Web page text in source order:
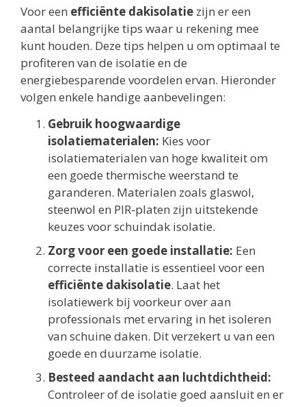
Voor een efficiënte dakisolatie zijn er een
aantal belangrijke tips waar u rekening mee
kunt houden. Deze tips helpen u om optimaal te
profiteren van de isolatie en de
energiebesparende voordelen ervan. Hieronder
volgen enkele handige aanbevelingen:
Gebruik hoogwaardige
isolatiematerialen: Kies voor
isolatiematerialen van hoge kwaliteit om
een goede thermische weerstand te
garanderen. Materialen zoals glaswol,
steenwol en PIR-platen zijn uitstekende
keuzes voor schuindak isolatie.
Zorg voor een goede installatie: Een
correcte installatie is essentieel voor een
efficiënte dakisolatie. Laat het
isolatiewerk bij voorkeur over aan
professionals met ervaring in het isoleren
van schuine daken. Dit verzekert u van een
goede en duurzame isolatie.
Besteed aandacht aan luchtdichtheid:
Controleer of de isolatie goed aansluit en er